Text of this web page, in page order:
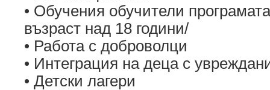
• Обучения обучители
възраст над 18 години/
• Работа с доброволци
• Интеграция на деца с
• Детски лагери